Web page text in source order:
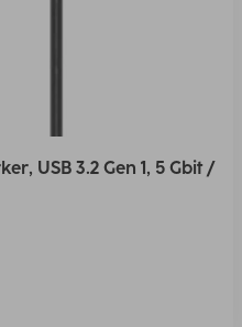
USB 3.2 Gen 1, 5 Gbit /